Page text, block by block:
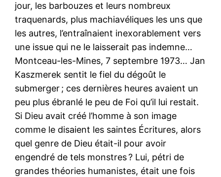
jour, les barbouzes et leurs nombreux
traquenards, plus machiavéliques les uns que
les autres, l’entraînaient inexorablement vers
une issue qui ne le laisserait pas indemne…
Montceau-les-Mines, 7 septembre 1973… Jan
Kaszmerek sentit le fiel du dégoût le
submerger ; ces dernières heures avaient un
peu plus ébranlé le peu de Foi qu’il lui restait.
Si Dieu avait créé l’homme à son image
comme le disaient les saintes Écritures, alors
quel genre de Dieu était-il pour avoir
engendré de tels monstres ? Lui, pétri de
grandes théories humanistes, était une fois